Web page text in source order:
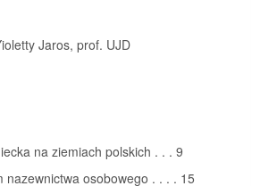
Jaros, prof. UJD
na ziemiach polskich . . . 9
nazewnictwa osobowego . . . . 15